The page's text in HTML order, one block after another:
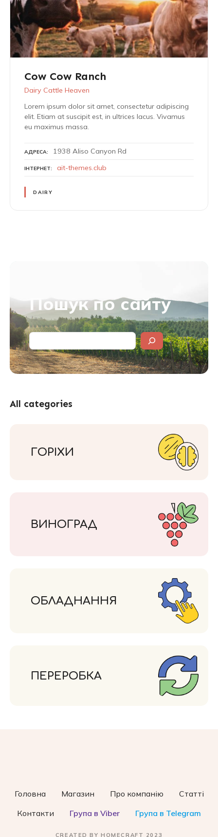
Cow Cow Ranch
Dairy Cattle Heaven
Lorem ipsum dolor sit amet, consectetur adipiscing
elit. Etiam at suscipit est, in ultrices lacus. Vivamus
eu maximus massa.
АДРЕСА 1938 Aliso Canyon Rd
ІНТЕРНЕТ ait-themes.club
DAIRY
Пошук по сайту
Пошук
All categories
ГОРІХИ
ВИНОГРАД
ОБЛАДНАННЯ
ПЕРЕРОБКА
Головна Магазин Про компанію
Статті
Контакти
Група в Viber Група в Telegram
CREATED BY HOMECRAFT 2023